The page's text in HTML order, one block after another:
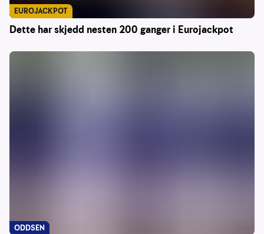
Dette har skjedd nesten 200 ganger i Eurojackpot
EUROJACKPOT
ODDSEN